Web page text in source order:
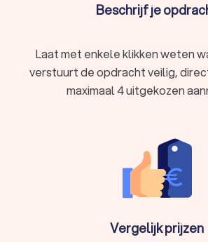
Beschrijf je
Laat met enkele klikken weten
verstuurt de opdracht veilig,
maximaal 4 uitgekozen
Vergelijk prijzen